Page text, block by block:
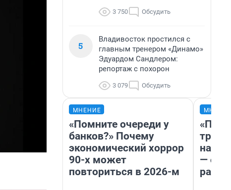
3 750 Обсудить
5
Владивосток простился с
главным тренером «Динамо»
Эдуардом Сандлером:
репортаж с похорон
3 079 Обсудить
МНЕНИЕ
«Помните очереди у
банков?» Почему
экономический хоррор
90-х может
повториться в 2026-м
на
— об